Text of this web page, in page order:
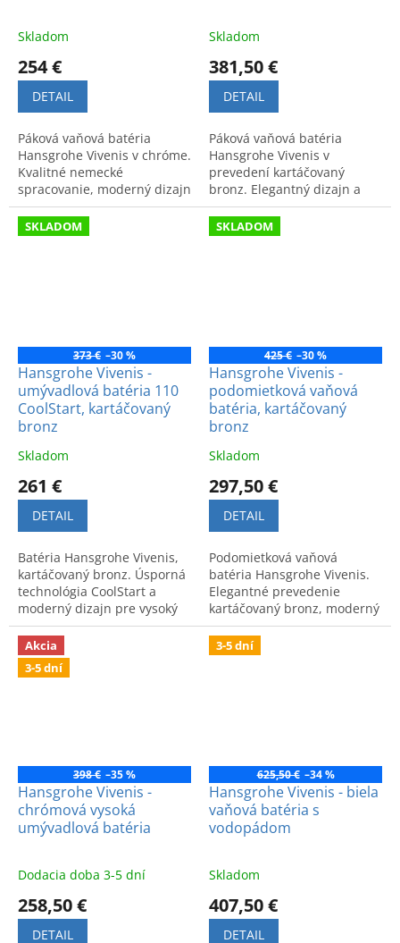
Skladom
254 €
DETAIL
Páková vaňová batéria
Hansgrohe Vivenis v chróme.
Kvalitné nemecké
spracovanie, moderný dizajn
a vysoký komfort pre
každodenný relax vo vani.
Skladom
381,50 €
DETAIL
Páková vaňová batéria
Hansgrohe Vivenis v
prevedení kartáčovaný
bronz. Elegantný dizajn a
špičková kvalita pre
maximálny komfort a štýl vo
vašej kúpeľni.
SKLADOM
373 € –30 %
Hansgrohe Vivenis -
umývadlová batéria 110
CoolStart, kartáčovaný
bronz
Skladom
261 €
DETAIL
Batéria Hansgrohe Vivenis,
kartáčovaný bronz. Úsporná
technológia CoolStart a
moderný dizajn pre vysoký
komfort. Vhodná do
modernej kúpeľne.
SKLADOM
425 € –30 %
Hansgrohe Vivenis -
podomietková vaňová
batéria, kartáčovaný
bronz
Skladom
297,50 €
DETAIL
Podomietková vaňová
batéria Hansgrohe Vivenis.
Elegantné prevedenie
kartáčovaný bronz, moderný
dizajn a vysoký komfort pre
vašu vaňu.
Akcia
3-5 dní
398 € –35 %
Hansgrohe Vivenis -
chrómová vysoká
umývadlová batéria
Dodacia doba 3-5 dní
258,50 €
DETAIL
3-5 dní
625,50 € –34 %
Hansgrohe Vivenis - biela
vaňová batéria s
vodopádom
Skladom
407,50 €
DETAIL